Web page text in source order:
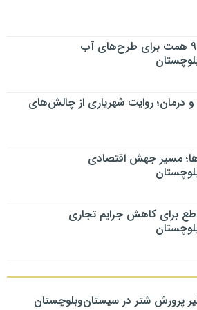
اختصاص ۹ همت برای طرح‌های آب
درمان؛ روایت شهریاری از چالش‌های
مسیر جهش اقتصادی
برای کاهش جرایم تجاری
پرورش شتر در سیستان‌وبلوچستان